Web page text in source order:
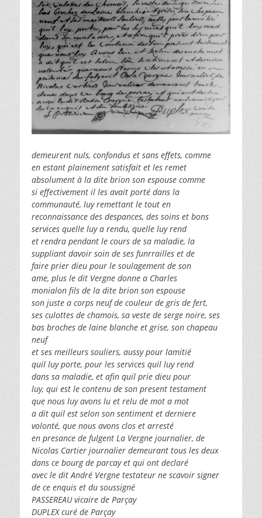
demeurent nuls, confondus et sans effets, comme
en estant plainement satisfait et les remet
absolument à la dite brion son espouse comme
si effectivement il les avait porté dans la
communauté, luy remettant le tout en
reconnaissance des despances, des soins et bons
services quelle luy a rendu, quelle luy rend
et rendra pendant le cours de sa maladie, la
suppliant davoir soin de ses funrrailles et de
faire prier dieu pour le soulagement de son
ame, plus le dit Vergne donne a Charles
monialon fils de la dite brion son espouse
son juste a corps neuf de couleur de gris de fert,
ses culottes de chamois, sa veste de serge noire, ses
bas broches de laine blanche et grise, son chapeau
neuf
et ses meilleurs souliers, aussy pour lamitié
quil luy porte, pour les services quil luy rend
dans sa maladie, et afin quil prie dieu pour
luy, qui est le contenu de son present testament
que nous luy avons lu et relu de mot a mot
a dit quil est selon son sentiment et derniere
volonté, que nous avons clos et arresté
en presance de fulgent La Vergne journalier, de
Nicolas Cartier journalier demeurant tous les deux
dans ce bourg de parcay et qui ont declaré
avec le dit André Vergne testateur ne scavoir signer
de ce enquis et du soussigné
PASSEREAU vicaire de Parçay
DUPLEX curé de Parçay